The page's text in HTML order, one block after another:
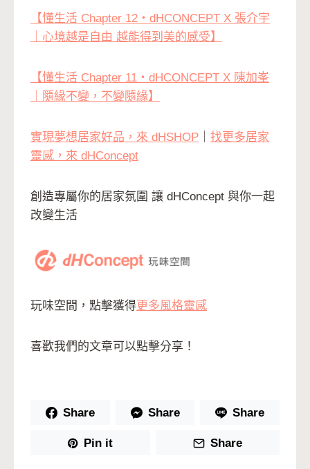
【懂生活 Chapter 12・dHCONCEPT X 張介宇
｜心境越是自由 越能得到美的感受】
【懂生活 Chapter 11・dHCONCEPT X 陳加峯
｜隨緣不變，不變隨緣】
實現夢想居家好品，來 dHSHOP
找更多居家
靈感，來 dHConcept
創造專屬你的居家氛圍 讓 dHConcept 與你一起
改變生活
玩味空間，點擊獲得更多風格靈感
喜歡我們的文章可以點擊分享！
Share Share Share
Pin it Share